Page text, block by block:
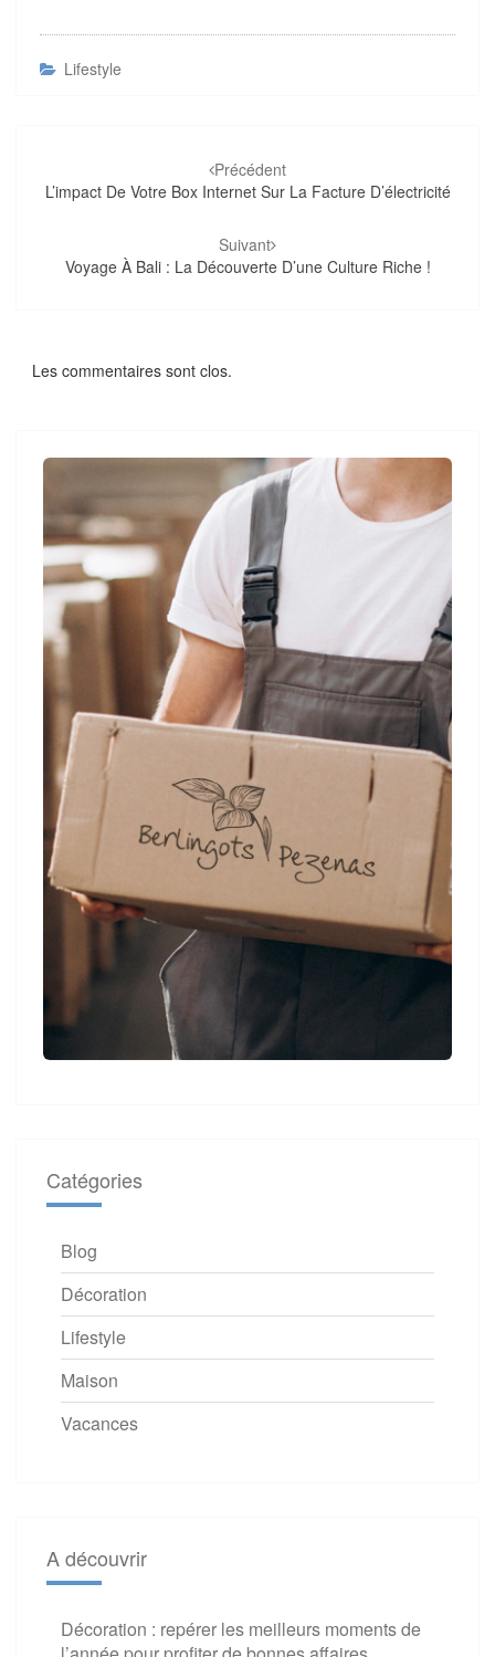
Lifestyle
d'article
Précédent
L’impact De Votre Box Internet Sur La Facture D’électricité
Suivant
Voyage À Bali : La Découverte D’une Culture Riche !
Les commentaires sont clos.
Catégories
Blog
Décoration
Lifestyle
Maison
Vacances
A découvrir
Décoration : repérer les meilleurs moments de